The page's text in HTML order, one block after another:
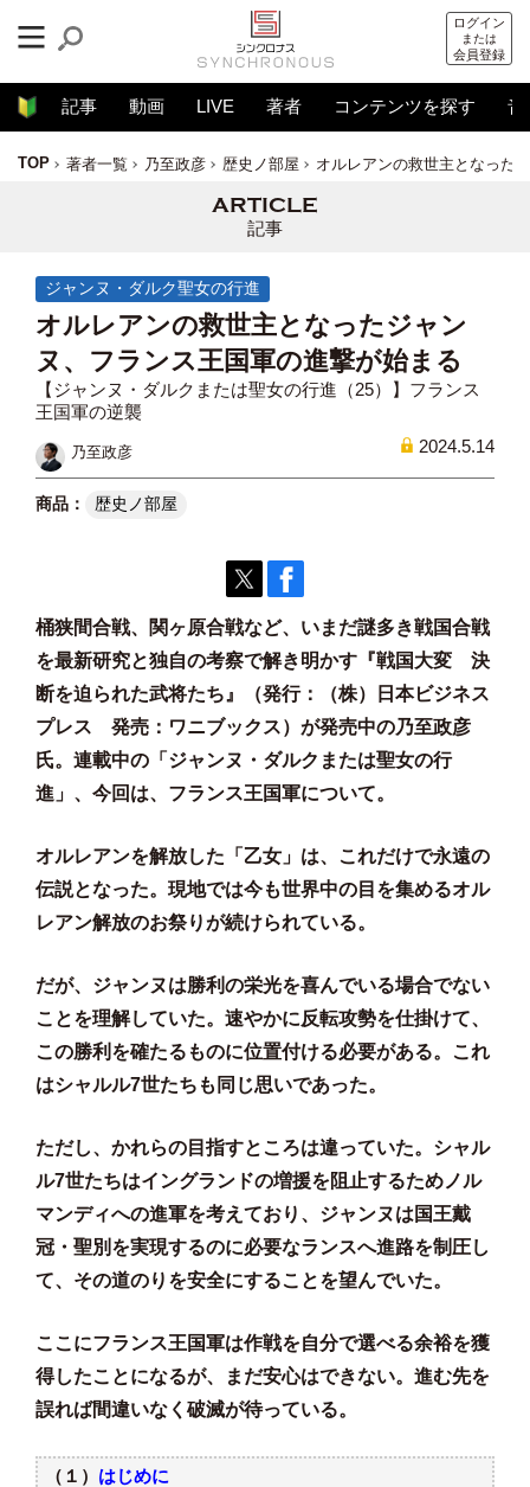
ログイン
または
会員登録
記事 動画 LIVE 著者 コンテンツを探す 音
TOP 著者一覧 乃至政彦 歴史ノ部屋 オルレアンの救世主となった
記事
ジャンヌ・ダルク聖女の行進
オルレアンの救世主となったジャン
ヌ、フランス王国軍の進撃が始まる
【ジャンヌ・ダルクまたは聖女の行進（25）】フランス
王国軍の逆襲
乃至政彦 2024.5.14
歴史ノ部屋
桶狭間合戦、関ヶ原合戦など、いまだ謎多き戦国合戦
を最新研究と独自の考察で解き明かす『戦国大変 決
断を迫られた武将たち 』（発行：（株）日本ビジネス
プレス 発売：ワニブックス）​が発売中の乃至政彦
氏。連載中の「ジャンヌ・ダルクまたは聖女の行
進」、今回は、フランス王国軍について。
オルレアンを解放した「乙女」は、これだけで永遠の
伝説となった。現地では今も世界中の目を集めるオル
レアン解放のお祭りが続けられている。
だが、ジャンヌは勝利の栄光を喜んでいる場合でない
ことを理解していた。速やかに反転攻勢を仕掛けて、
この勝利を確たるものに位置付ける必要がある。これ
はシャルル7世たちも同じ思いであった。
ただし、かれらの目指すところは違っていた。シャル
ル7世たちはイングランドの増援を阻止するためノル
マンディへの進軍を考えており、ジャンヌは国王戴
冠・聖別を実現するのに必要なランスへ進路を制圧し
て、その道のりを安全にすることを望んでいた。
ここにフランス王国軍は作戦を自分で選べる余裕を獲
得したことになるが、まだ安心はできない。進む先を
誤れば間違いなく破滅が待っている。
（１） はじめに